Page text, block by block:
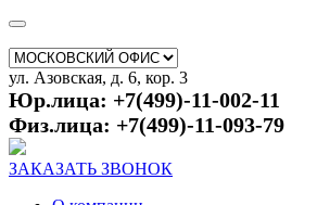
ул. Азовская, д. 6, кор. 3
Юр.лица: +7(499)-11-002-11
Физ.лица: +7(499)-11-093-79
ЗАКАЗАТЬ ЗВОНОК